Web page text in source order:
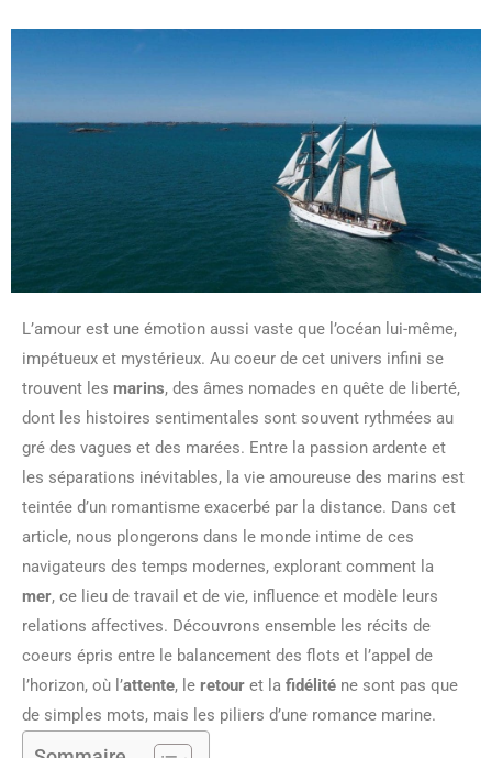
L’amour est une émotion aussi vaste que l’océan lui-même,
impétueux et mystérieux. Au coeur de cet univers infini se
trouvent les marins, des âmes nomades en quête de liberté,
dont les histoires sentimentales sont souvent rythmées au
gré des vagues et des marées. Entre la passion ardente et
les séparations inévitables, la vie amoureuse des marins est
teintée d’un romantisme exacerbé par la distance. Dans cet
article, nous plongerons dans le monde intime de ces
navigateurs des temps modernes, explorant comment la
mer, ce lieu de travail et de vie, influence et modèle leurs
relations affectives. Découvrons ensemble les récits de
coeurs épris entre le balancement des flots et l’appel de
l’horizon, où l’attente, le retour et la fidélité ne sont pas que
de simples mots, mais les piliers d’une romance marine.